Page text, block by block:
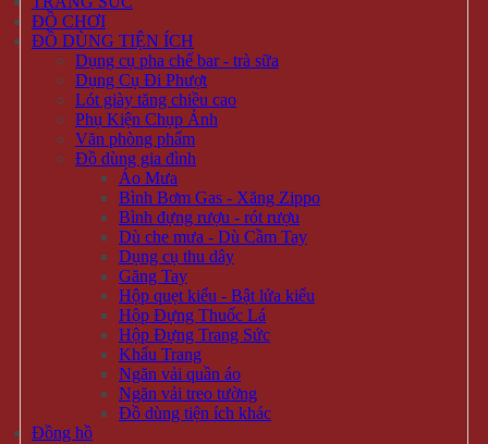
ĐỒ CHƠI
ĐỒ DÙNG TIỆN ÍCH
Dụng cụ pha chế bar - trà sữa
Dụng Cụ Đi Phượt
Lót giày tăng chiều cao
Phụ Kiện Chụp Ảnh
Văn phòng phẩm
Đồ dùng gia đình
Áo Mưa
Bình Bơm Gas - Xăng Zippo
Bình đựng rượu - rót rượu
Dù che mưa - Dù Cầm Tay
Dụng cụ thu dây
Găng Tay
Hộp quẹt kiểu - Bật lửa kiểu
Hộp Đựng Thuốc Lá
Hộp Đựng Trang Sức
Khẩu Trang
Ngăn vải quần áo
Ngăn vải treo tường
Đồ dùng tiện ích khác
Đồng hồ